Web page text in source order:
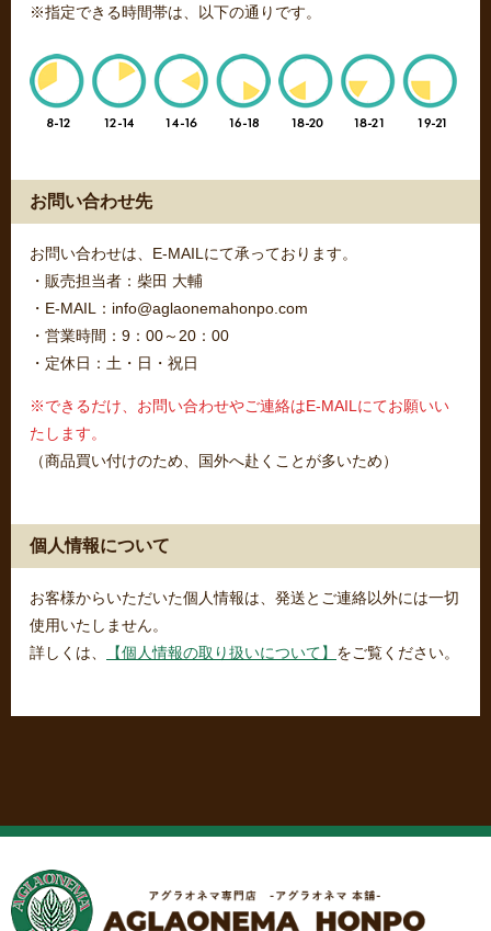
※指定できる時間帯は、以下の通りです。
お問い合わせ先
お問い合わせは、E-MAILにて承っております。
・販売担当者：柴田 大輔
・E-MAIL：info@aglaonemahonpo.com
・営業時間：9：00～20：00
・定休日：土・日・祝日
※できるだけ、お問い合わせやご連絡はE-MAILにてお願いい
たします。
（商品買い付けのため、国外へ赴くことが多いため）
個人情報について
お客様からいただいた個人情報は、発送とご連絡以外には一切
使用いたしません。
詳しくは、
【個人情報の取り扱いについて】 をご覧ください。